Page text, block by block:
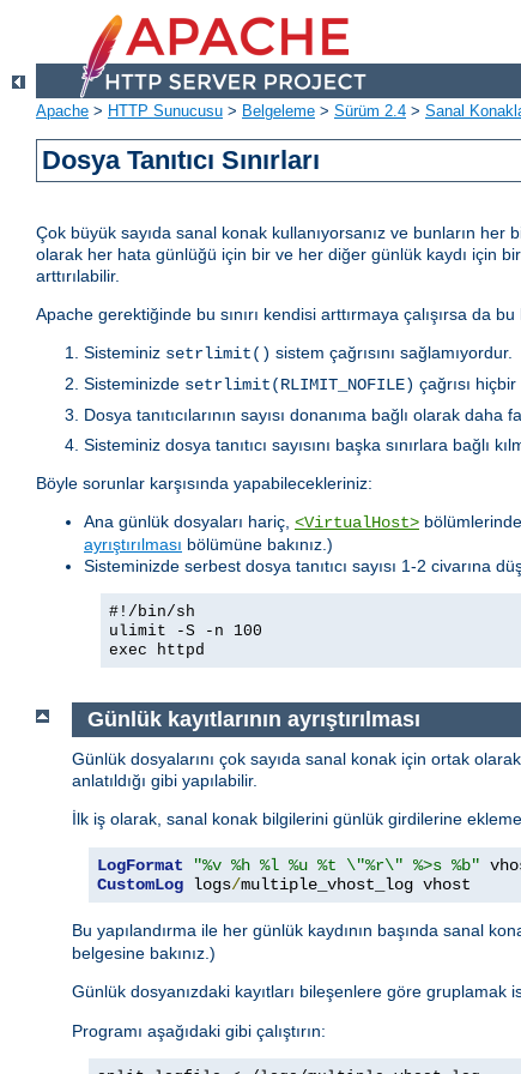
Apache > HTTP Sunucusu > Belgeleme > Sürüm 2.4 > Sanal
Dosya Tanıtıcı Sınırları
Çok büyük sayıda sanal konak kullanıyorsanız ve bunların her
olarak her hata günlüğü için bir ve her diğer günlük kaydı için bir
arttırılabilir.
Apache gerektiğinde bu sınırı kendisi arttırmaya çalışırsa da
Sisteminiz setrlimit() sistem çağrısını sağlamıyordur.
Sisteminizde setrlimit(RLIMIT_NOFILE) çağrısı
Dosya tanıtıcılarının sayısı donanıma bağlı olarak daha
Sisteminiz dosya tanıtıcı sayısını başka sınırlara bağlı
Böyle sorunlar karşısında yapabilecekleriniz:
Ana günlük dosyaları hariç, <VirtualHost>
ayrıştırılması bölümüne bakınız.)
Sisteminizde serbest dosya tanıtıcı sayısı 1-2 civarına
#!/bin/sh
ulimit -S -n 100
exec httpd
Günlük kayıtlarının ayrıştırılması
Günlük dosyalarını çok sayıda sanal konak için ortak
anlatıldığı gibi yapılabilir.
İlk iş olarak, sanal konak bilgilerini günlük girdilerine
LogFormat "%v %h %l %u %t \"%r\" %>s %b"
CustomLog logs/multiple_vhost_log vhost
Bu yapılandırma ile her günlük kaydının başında sanal
belgesine bakınız.)
Günlük dosyanızdaki kayıtları bileşenlere göre gruplamak
Programı aşağıdaki gibi çalıştırın: